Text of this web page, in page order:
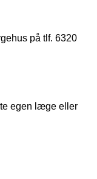
på tlf. 6320
egen læge eller